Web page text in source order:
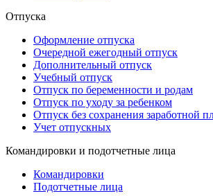
Отпуска
Оформление отпуска
Очередной ежегодный отпуск
Дополнительный отпуск
Учебный отпуск
Отпуск по беременности и родам
Отпуск по уходу за ребенком
Отпуск без сохранения заработной
Учет отпускных
Командировки и подотчетные лица
Командировки
Подотчетные лица